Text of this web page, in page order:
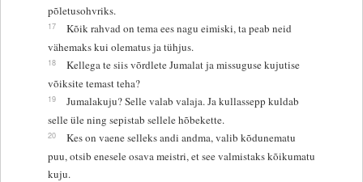
põletusohvriks.
17
Kõik rahvad on tema ees nagu eimiski, ta peab neid
vähemaks kui olematus ja tühjus.
18
Kellega te siis võrdlete Jumalat ja missuguse kujutise
võiksite temast teha?
19
Jumalakuju? Selle valab valaja. Ja kullassepp kuldab
selle üle ning sepistab sellele hõbekette.
20
Kes on vaene selleks andi andma, valib kõdunematu
puu, otsib enesele osava meistri, et see valmistaks kõikumatu
kuju.